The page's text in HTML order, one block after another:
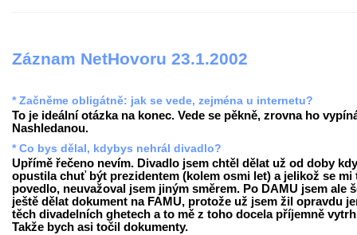
Záznam NetHovoru 23.1.2002
* Začněme obligátně: jak se vede, zejména u internetu?
To je ideální otázka na konec. Vede se pěkně, zrovna ho
Nashledanou.
* Co bys dělal, kdybys nehrál divadlo?
Upřímě řečeno nevím. Divadlo jsem chtěl dělat už od doby
opustila chuť být prezidentem (kolem osmi let) a jelikož se mi
povedlo, neuvažoval jsem jiným směrem. Po DAMU jsem ale
ještě dělat dokument na FAMU, protože už jsem žil opravdu
těch divadelních ghetech a to mě z toho docela příjemně
Takže bych asi točil dokumenty.